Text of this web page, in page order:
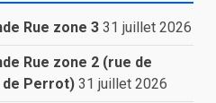
Rue zone 3 31 juillet 2026
Rue zone 2 (rue de
de Perrot) 31 juillet 2026